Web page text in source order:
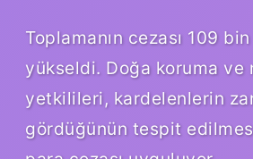
Toplamanın cezası 109
yükseldi. Doğa koruma ve
yetkilileri, kardelenlerin
gördüğünün tespit